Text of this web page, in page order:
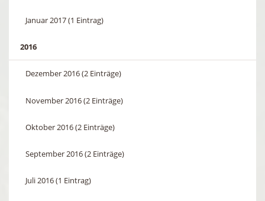
Januar 2017 (1 Eintrag)
2016
Dezember 2016 (2 Einträge)
November 2016 (2 Einträge)
Oktober 2016 (2 Einträge)
September 2016 (2 Einträge)
Juli 2016 (1 Eintrag)